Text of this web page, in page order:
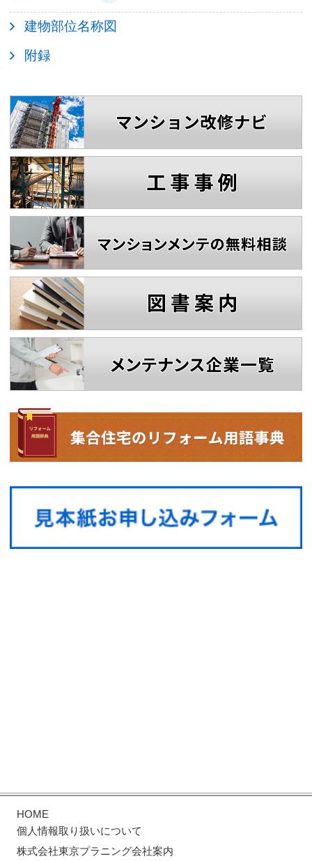
建物部位名称図
附録
HOME
個人情報取り扱いについて
株式会社東京プラニング会社案内